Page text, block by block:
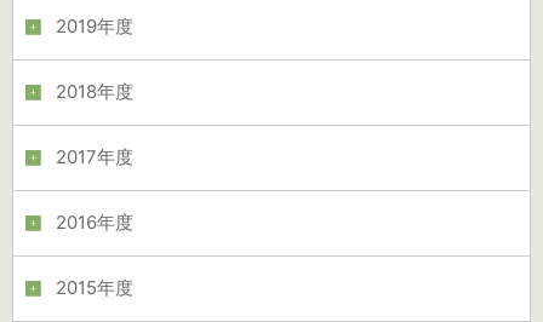
2019年度
2018年度
2017年度
2016年度
2015年度